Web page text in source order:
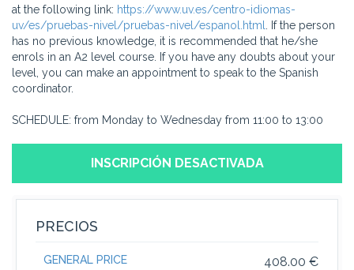
at the following link: https://www.uv.es/centro-idiomas-
uv/es/pruebas-nivel/pruebas-nivel/espanol.html
. If the person
has no previous knowledge, it is recommended that he/she
enrols in an A2 level course. If you have any doubts about your
level, you can make an appointment to speak to the Spanish
coordinator.
SCHEDULE: from Monday to Wednesday from 11:00 to 13:00
INSCRIPCIÓN DESACTIVADA
PRECIOS
408.00 €
GENERAL PRICE